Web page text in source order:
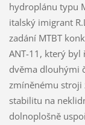
hydroplánu typu
italský imigrant
zadání MTBT
ANT-11, který
dvěma dlouhými
zmíněnému stroji
stabilitu na
dolnoplošně